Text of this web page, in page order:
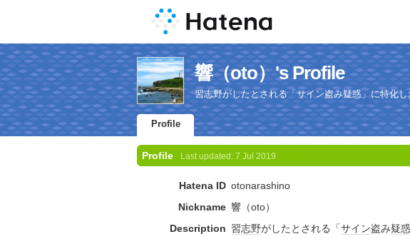
響（oto）'s Profile
習志野がしたとされる「サイン盗み疑惑」に特化
Profile
Profile Last updated: 7 Jul 2019
Hatena ID otonarashino
Nickname 響（oto）
Description 習志野がしたとされる「サイン盗み疑惑